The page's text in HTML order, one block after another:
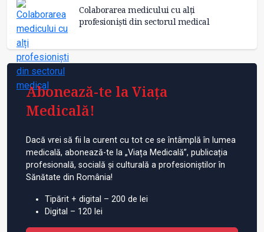
Colaborarea medicului cu alți
profesioniști din sectorul medical
Abonează-te la Viața
Medicală!
Dacă vrei să fii la curent cu tot ce se întâmplă în lumea
medicală, abonează-te la „Viața Medicală”, publicația
profesională, socială și culturală a profesioniștilor în
Sănătate din România!
Tipărit + digital – 200 de lei
Digital – 120 lei